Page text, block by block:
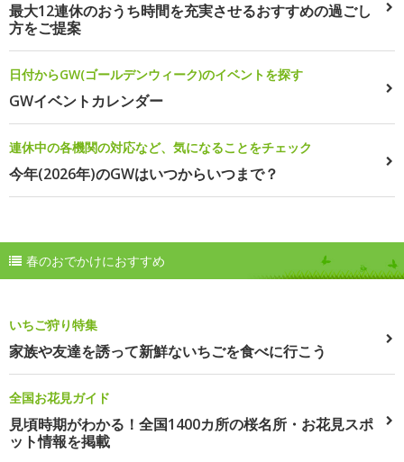
最大12連休のおうち時間を充実させるおすすめの過ごし
方をご提案
日付からGW(ゴールデンウィーク)のイベントを探す
GWイベントカレンダー
連休中の各機関の対応など、気になることをチェック
今年(2026年)のGWはいつからいつまで？
春のおでかけにおすすめ
いちご狩り特集
家族や友達を誘って新鮮ないちごを食べに行こう
全国お花見ガイド
見頃時期がわかる！全国1400カ所の桜名所・お花見スポ
ット情報を掲載